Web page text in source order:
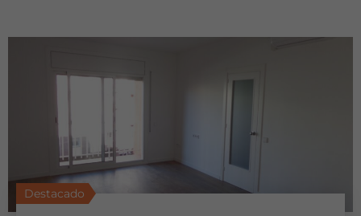
Destacado
Destacado
Destacado
Destacado